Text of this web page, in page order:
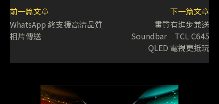
前一篇文章
WhatsApp 終支援高清品質
相片傳送
下一篇文章
畫質有進步兼送
Soundbar TCL C645
QLED 電視更抵玩